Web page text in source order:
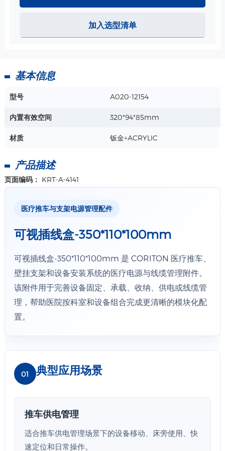
加入选型清单
基本信息
型号 A020-12154
内置有效空间 320*94*85mm
材质 钣金+ACRYLIC
产品描述
页面编码： KRT-A-4141
医疗推车与支架电源管理配件
可视插线盒-350*110*100mm
可视插线盒-350*110*100mm 是 CORITON 医疗推车、
壁挂支架和设备安装系统的医疗电源与线缆管理附件。
该附件用于完善设备固定、承载、收纳、供电或线缆管
理，帮助医院按科室和设备组合完成更清晰的模块化配
置。
01 典型应用场景
推车供电管理
适合推车供电管理场景下的设备移动、床旁使用、快
速定位和日常操作。